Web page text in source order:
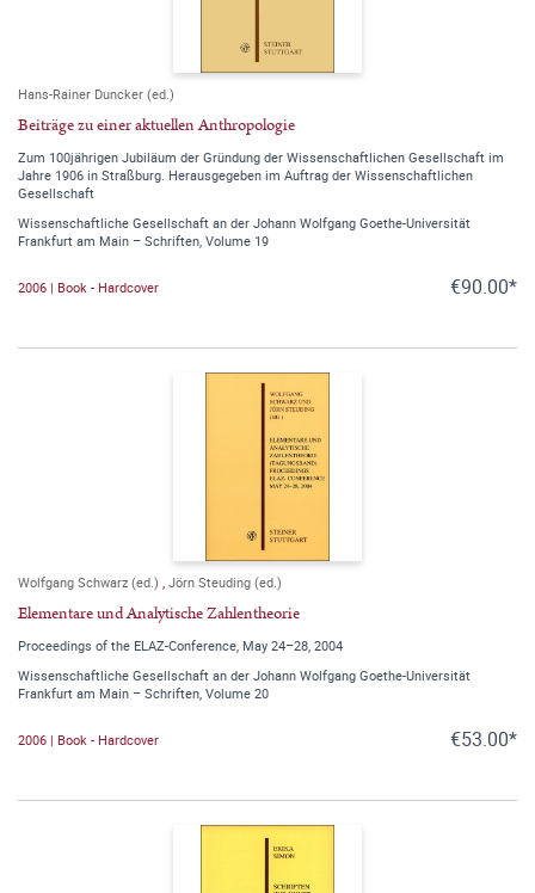
Hans-Rainer Duncker (ed.)
Beiträge zu einer aktuellen Anthropologie
Zum 100jährigen Jubiläum der Gründung der Wissenschaftlichen Gesellschaft im
Jahre 1906 in Straßburg. Herausgegeben im Auftrag der Wissenschaftlichen
Gesellschaft
Wissenschaftliche Gesellschaft an der Johann Wolfgang Goethe-Universität
Frankfurt am Main – Schriften, Volume 19
2006 | Book - Hardcover €90.00*
Wolfgang Schwarz (ed.) , Jörn Steuding (ed.)
Elementare und Analytische Zahlentheorie
Proceedings of the ELAZ-Conference, May 24–28, 2004
Wissenschaftliche Gesellschaft an der Johann Wolfgang Goethe-Universität
Frankfurt am Main – Schriften, Volume 20
2006 | Book - Hardcover €53.00*